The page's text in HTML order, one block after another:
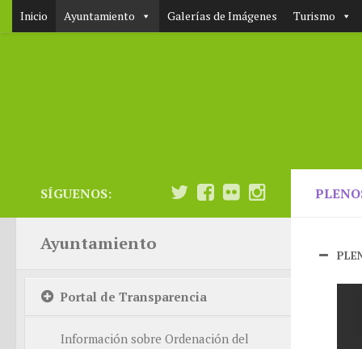
Inicio Ayuntamiento Galerías de Imágenes Turismo
SÍGUENOS:
Ayuntamiento
Portal de Transparencia
Información sobre Ordenación del